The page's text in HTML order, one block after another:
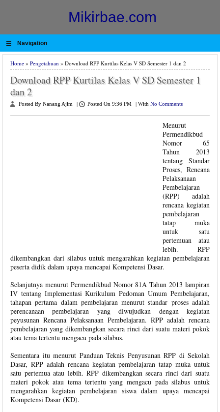
Mikirbae.com
≡ Navigation
Home » Pengetahuan » Download RPP Kurtilas Kelas V SD Semester 1 dan 2
Download RPP Kurtilas Kelas V SD Semester 1
dan 2
Posted By Nanang Ajim Posted On 9:36 PM With No Comments
Menurut
Permendikbud
Nomor 65
Tahun 2013
tentang Standar
Proses, Rencana
Pelaksanaan
Pembelajaran
(RPP) adalah
rencana kegiatan
pembelajaran
tatap muka
untuk satu
pertemuan atau
lebih. RPP
dikembangkan dari silabus untuk mengarahkan kegiatan pembelajaran
peserta didik dalam upaya mencapai Kompetensi Dasar.
Selanjutnya menurut Permendikbud Nomor 81A Tahun 2013 lampiran
IV tentang Implementasi Kurikulum Pedoman Umum Pembelajaran,
tahapan pertama dalam pembelajaran menurut standar proses adalah
perencanaan pembelajaran yang diwujudkan dengan kegiatan
peyusunan Rencana Pelaksanaan Pembelajaran. RPP adalah rencana
pembelajaran yang dikembangkan secara rinci dari suatu materi pokok
atau tema tertentu mengacu pada silabus.
Sementara itu menurut Panduan Teknis Penyusunan RPP di Sekolah
Dasar, RPP adalah rencana kegiatan pembelajaran tatap muka untuk
satu pertemua atau lebih. RPP dikembangkan secara rinci dari suatu
materi pokok atau tema tertentu yang mengacu pada silabus untuk
mengarahkan kegiatan pembelajaran siswa dalam upaya mencapai
Kompetensi Dasar (KD).